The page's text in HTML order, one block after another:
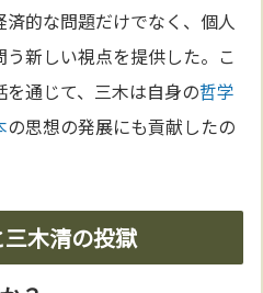
的な問題だけでなく、個人
う新しい視点を提供した。こ
通じて、三木は自身の哲学
の思想の発展にも貢献したの
木清の投獄